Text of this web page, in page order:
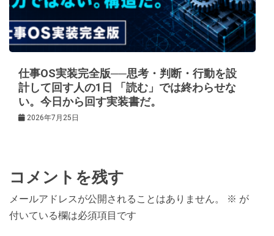
仕事OS実装完全版──思考・判断・行動を設
計して回す人の1日 「読む」では終わらせな
い。今日から回す実装書だ。
2026年7月25日
コメントを残す
メールアドレスが公開されることはありません。 ※ が
付いている欄は必須項目です